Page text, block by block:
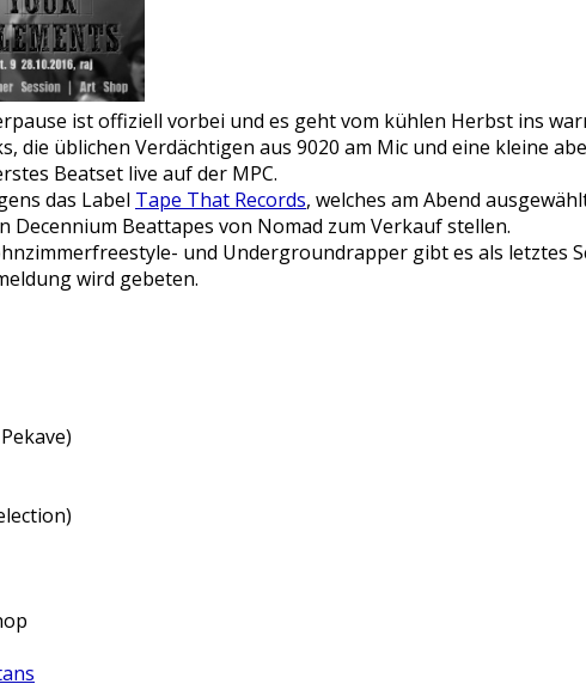
ist offiziell vorbei und es geht vom kühlen Herbst ins
die üblichen Verdächtigen aus 9020 am Mic und eine kleine
Beatset live auf der MPC.
das Label Tape That Records, welches am Abend
Decennium Beattapes von Nomad zum Verkauf stellen.
und Undergroundrapper gibt es als letztes
wird gebeten.